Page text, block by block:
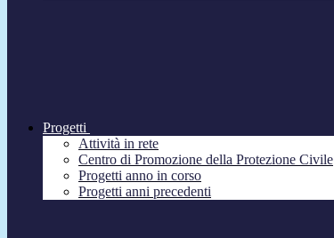
Progetti
Attività in rete
Centro di Promozione della Protezione Civile
Progetti anno in corso
Progetti anni precedenti